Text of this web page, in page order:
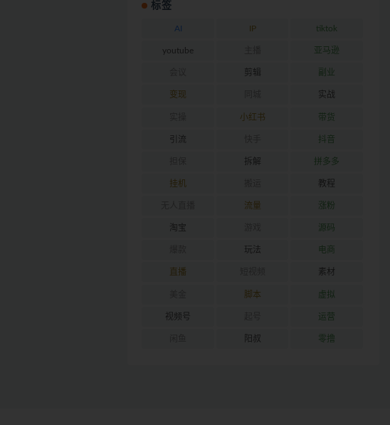
标签
AI IP tiktok
youtube 亚马逊
剪辑 副业
变现 实战
小红书 带货
引流 抖音
拆解 拼多多
挂机 教程
流量 涨粉
淘宝 源码
玩法 电商
直播 素材
脚本 虚拟
视频号 运营
阳叔 零撸